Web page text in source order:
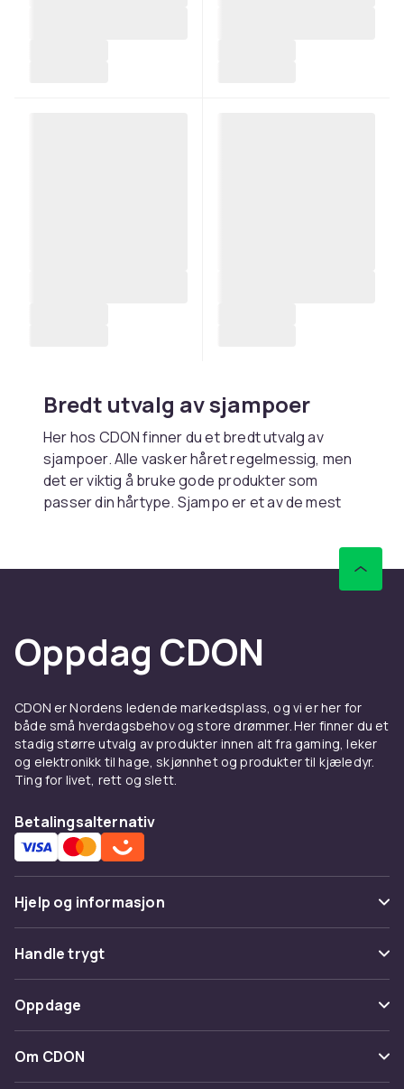
Bredt utvalg av sjampoer
Her hos CDON finner du et bredt utvalg av
sjampoer. Alle vasker håret regelmessig, men
det er viktig å bruke gode produkter som
passer din hårtype. Sjampo er et av de mest
utseende. Det masseres inn i fuktig hår til det
Sjampo fra kjente merker
Warg, Olaplex, Maria Nila, Redken og Keraste,
samt nye, spennende merker og produkter.
Med flere tusen hårpleieprodukter er du
garantert å finne noe som passer deg. Hvilken
sjampo som er best for deg, avhenger av
hvilken hårtype du har. Det finnes forskjellige
typer produkter for forskjellige hårtyper, for
eksempel krøllete, fet, tørt eller farget hår. Her
hos CDON finnes det noe for alle hårtyper,
hårproblemer og preferanser. Du finner blant
og flass.
Finn riktig spesialsjampo
Trenger håret noe ekstra? Utforsk våre
flassjampoer
sølvsjampoersom nøytraliserer gule toner i
Oppdag CDON
CDON er Nordens ledende markedsplass, og vi er her for
både små hverdagsbehov og store drømmer. Her finner du et
stadig større utvalg av produkter innen alt fra gaming, leker
og elektronikk til hage, skjønnhet og produkter til kjæledyr.
Ting for livet, rett og slett.
Betalingsalternativ
Hjelp og informasjon
Vanlige spørsmål
Spor pakke
Angre & returner her
Kontakt oss
Handle trygt
Betaling
Levering
Oppdage
Kategorier
Om CDON